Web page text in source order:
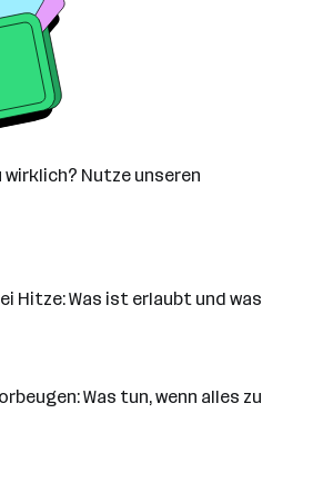
Nutze unseren
Hitze: Was ist erlaubt und was
Was tun, wenn alles zu